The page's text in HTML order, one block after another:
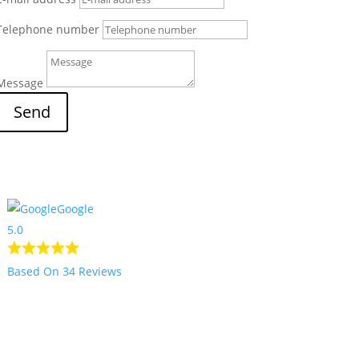
number
Send
Google
5.0
Based On 34 Reviews